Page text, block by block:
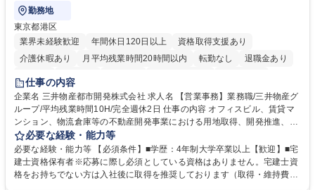
勤務地
東京都港区
業界未経験歓迎
年間休日120日以上
資格取得支援あり
介護休暇あり
月平均残業時間20時間以内 転勤なし
退職金あり
在宅OK
賞与あり
駅近5分以内
土日祝休み 寮・社宅あり
仕事の内容
企業名 三井物産都市開発株式会社 求人名 【営業事務】業務職/三井物産グ
ループ/平均残業時間10H/完全週休2日 仕事の内容 オフィスビル、賃貸マ
ンション、物流倉庫等の不動産開発事業における用地取得、開発推進、賃
貸運営、売却、仲介・活用提案等を行う営業部門において事務業務を担当
いただきます。 【詳細】・契約書管理、契約書製本、捺印対応、ファイリ
ング、登記簿取得、調書取得・支払業務（各種費用支払、支払管理、請
求・支払データ登録、取引先マスター申請対応）・予算作成及び予実管
必要な経験・能力等
必要な経験・能力等 【必須条件】■学歴：4年制大学卒業以上【歓迎】■宅
建士資格保有者※応募に際し必須としている資格はありません。宅建士資
格をお持ちでない方は入社後に取得を推奨しております（取得・維持費用